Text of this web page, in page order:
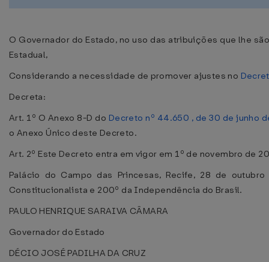
O Governador do Estado, no uso das atribuições que lhe
Estadual,
Considerando a necessidade de promover ajustes no
Decreta:
Art. 1º O Anexo 8-D do Decreto nº 44.650 , de 30 de junho
o Anexo Único deste Decreto.
Art. 2º Este Decreto entra em vigor em 1º de novembro de
Palácio do Campo das Princesas, Recife, 28 de
Constitucionalista e 200º da Independência do Brasil.
PAULO HENRIQUE SARAIVA CÂMARA
Governador do Estado
DÉCIO JOSÉ PADILHA DA CRUZ